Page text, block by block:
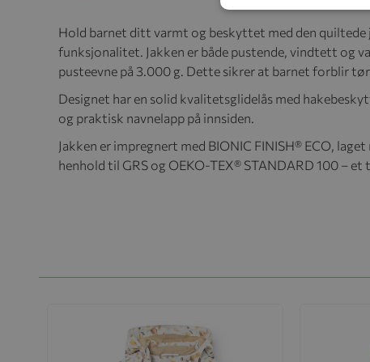
Hold barnet ditt varmt og beskyttet med den quiltede
funksjonalitet. Jakken er både pustende, vindtett og
pusteevne på 3.000 g. Dette sikrer at barnet forblir
Designet har en solid kvalitetsglidelås med
og praktisk navnelapp på innsiden.
Jakken er impregnert med BIONIC FINISH® ECO,
henhold til GRS og OEKO-TEX® STANDARD 100 –